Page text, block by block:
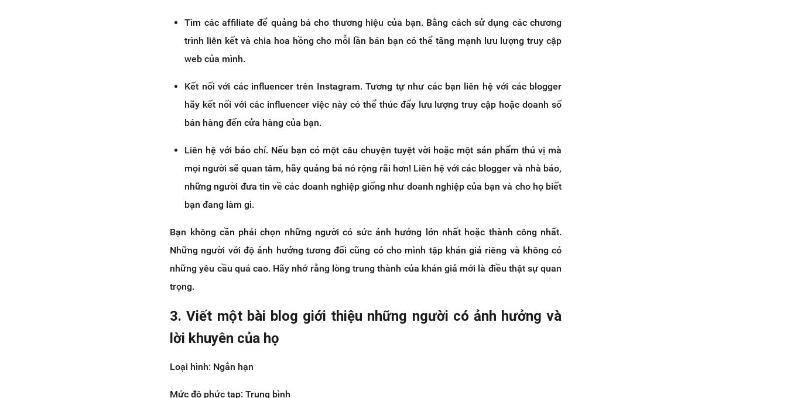
Tìm các affiliate để quảng bá cho thương hiệu của bạn. Bằng cách sử dụng các chương
trình liên kết và chia hoa hồng cho mỗi lần bán bạn có thể tăng mạnh lưu lượng truy cập
web của mình.
Kết nối với các influencer trên Instagram. Tương tự như các bạn liên hệ với các blogger
hãy kết nối với các influencer việc này có thể thúc đẩy lưu lượng truy cập hoặc doanh số
bán hàng đến cửa hàng của bạn.
Liên hệ với báo chí. Nếu bạn có một câu chuyện tuyệt vời hoặc một sản phẩm thú vị mà
mọi người sẽ quan tâm, hãy quảng bá nó rộng rãi hơn! Liên hệ với các blogger và nhà báo,
những người đưa tin về các doanh nghiệp giống như doanh nghiệp của bạn và cho họ biết
bạn đang làm gì.
Bạn không cần phải chọn những người có sức ảnh hưởng lớn nhất hoặc thành công nhất.
Những người với độ ảnh hưởng tương đối cũng có cho mình tập khán giả riêng và không có
những yêu cầu quá cao. Hãy nhớ rằng lòng trung thành của khán giả mới là điều thật sự quan
trọng.
3. Viết một bài blog giới thiệu những người có ảnh hưởng và
lời khuyên của họ
Loại hình: Ngắn hạn
Mức độ phức tạp: Trung bình